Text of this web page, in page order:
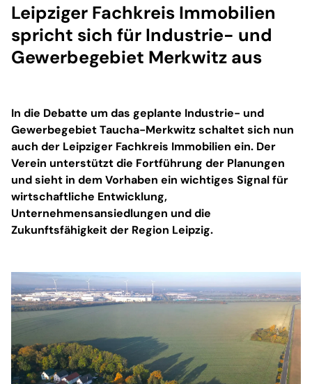
Leipziger Fachkreis Immobilien
spricht sich für Industrie- und
Gewerbegebiet Merkwitz aus
In die Debatte um das geplante Industrie- und
Gewerbegebiet Taucha-Merkwitz schaltet sich nun
auch der Leipziger Fachkreis Immobilien ein. Der
Verein unterstützt die Fortführung der Planungen
und sieht in dem Vorhaben ein wichtiges Signal für
wirtschaftliche Entwicklung,
Unternehmensansiedlungen und die
Zukunftsfähigkeit der Region Leipzig.